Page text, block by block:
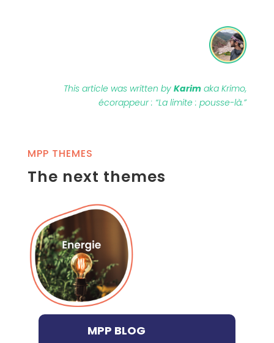
This article was written byKarim aka Krimo,
écorappeur : “La limite : pousse-là.”
MPP THEMES
The next themes
MPP BLOG